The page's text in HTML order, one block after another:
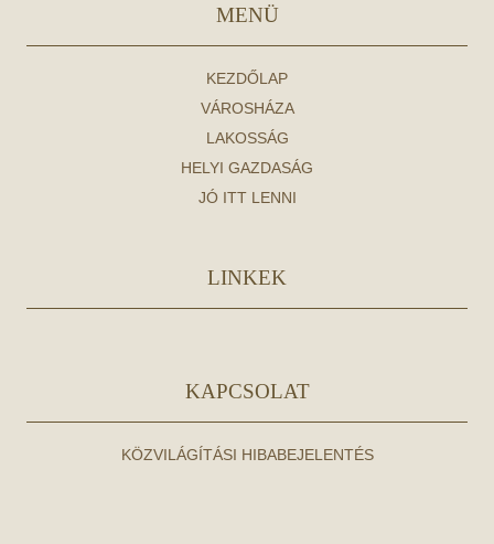
MENÜ
KEZDŐLAP
VÁROSHÁZA
LAKOSSÁG
HELYI GAZDASÁG
JÓ ITT LENNI
LINKEK
KAPCSOLAT
KÖZVILÁGÍTÁSI HIBABEJELENTÉS